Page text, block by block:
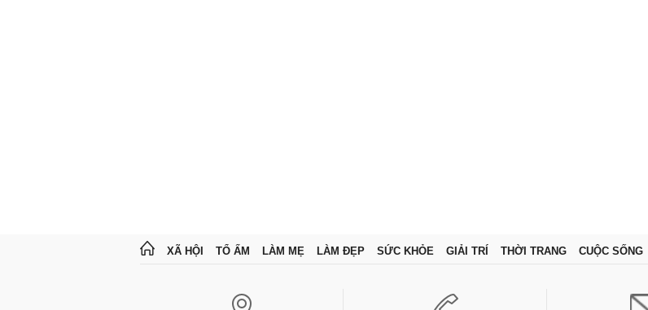
XÃ HỘI TỔ ẤM LÀM MẸ LÀM ĐẸP SỨC KHỎE GIẢI TRÍ THỜI TRANG CUỘC SỐNG